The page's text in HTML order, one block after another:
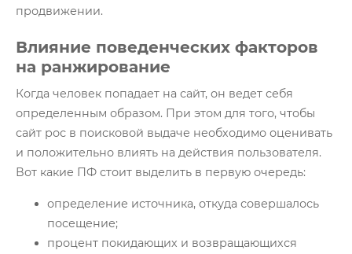
продвижении.
Влияние поведенческих факторов
на ранжирование
Когда человек попадает на сайт, он ведет себя
определенным образом. При этом для того, чтобы
сайт рос в поисковой выдаче необходимо оценивать
и положительно влиять на действия пользователя.
Вот какие ПФ стоит выделить в первую очередь:
определение источника, откуда совершалось
посещение;
процент покидающих и возвращающихся